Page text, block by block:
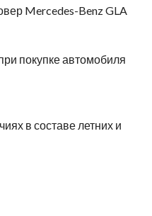
Mercedes-Benz GLA
покупке автомобиля
в составе летних и